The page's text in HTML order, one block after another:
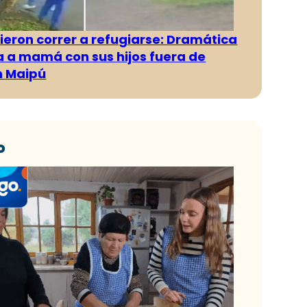
correr a refugiarse: Dramática
a mamá con sus hijos fuera de
Maipú